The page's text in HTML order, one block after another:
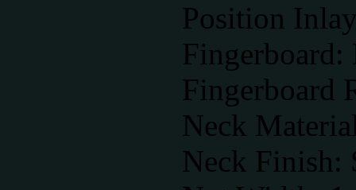
Position
Fingerboard:
Fingerboard
Neck
Neck Finish: